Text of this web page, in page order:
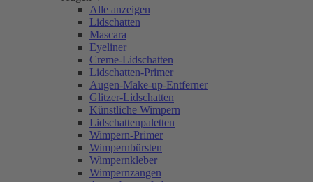
Alle anzeigen
Lidschatten
Mascara
Eyeliner
Creme-Lidschatten
Lidschatten-Primer
Augen-Make-up-Entferner
Glitzer-Lidschatten
Künstliche Wimpern
Lidschattenpaletten
Wimpern-Primer
Wimpernbürsten
Wimpernkleber
Wimpernzangen